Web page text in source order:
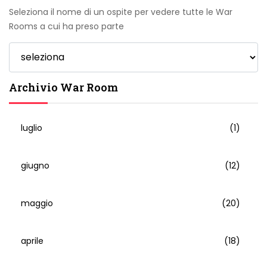
Seleziona il nome di un ospite per vedere tutte le War
Rooms a cui ha preso parte
Archivio War Room
luglio (1)
giugno (12)
maggio (20)
aprile (18)